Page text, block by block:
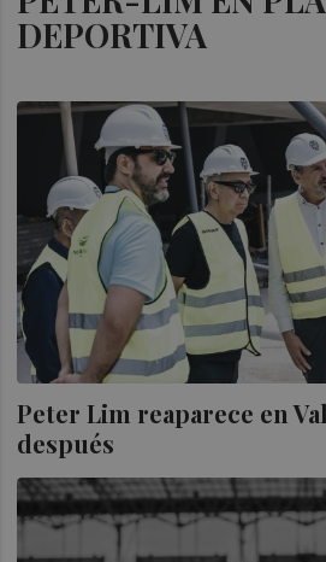
DEPORTIVA
Peter Lim reaparece en
después